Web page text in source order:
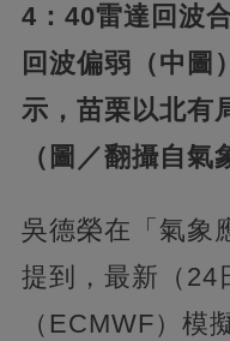
4：40雷達回波
回波偏弱（中圖
示，苗栗以北有
（圖／翻攝自氣
吳德榮在「氣象
提到，最新（24
（ECMWF）模